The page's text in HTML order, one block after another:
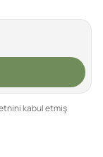
kabul etmiş